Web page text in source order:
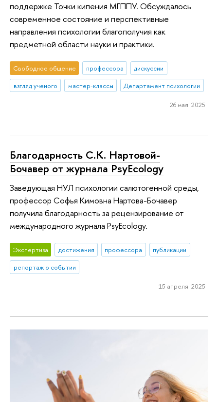
поддержке Точки кипения МГППУ. Обсуждалось
современное состояние и перспективные
направления психологии благополучия как
предметной области науки и практики.
Свободное общение профессора
дискуссии
взгляд ученого
мастер-классы Департамент психологии
26 мая 2025
Благодарность С.К. Нартовой-
Бочавер от журнала PsyEcology
Заведующая НУЛ психологии салютогенной среды,
профессор Софья Кимовна Нартова-Бочавер
получила благодарность за рецензирование от
международного журнала PsyEcology.
Экспертиза достижения профессора
публикации
репортаж о событии
15 апреля 2025